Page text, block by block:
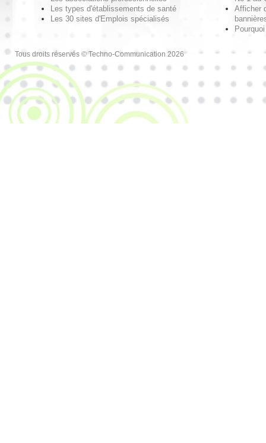
Les types d'établissements de santé
Les 30 sites d'Emplois spécialisés
Afficher
Tous droits réservés © Techno-Communication 2026